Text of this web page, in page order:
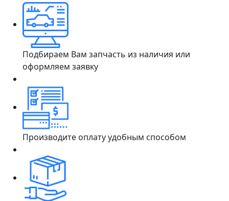
Подбираем Вам запчасть из наличия или
оформляем заявку
Производите оплату удобным способом